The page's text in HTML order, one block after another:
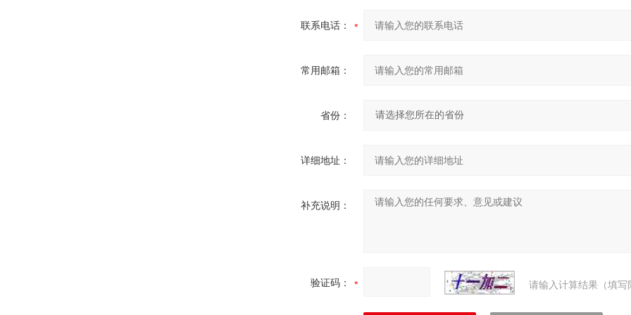
联系电话：
常用邮箱：
省份：
详细地址：
补充说明：
验证码： 请输入计算结果（填